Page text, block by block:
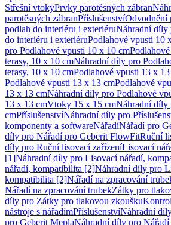
Střešní vtokyPrvky parotěsných zábran
parotěsných zábranPříslušenstvíOdvodnění
podlah do interiéru i exteriéruNáhradní díly
do interiéru i exteriéruPodlahové vpusti 10
pro Podlahové vpusti 10 x 10 cm
terasy, 10 x 10 cmNáhradní díly pro
terasy, 10 x 10 cmPodlahové vpusti 13 x
Podlahové vpusti 13 x 13 cmPodlahové
13 x 13 cmNáhradní díly pro Podlahové
13 x 13 cmVtoky 15 x 15 cmNáhradní díly
cmPříslušenstvíNáhradní díly pro
komponenty a softwareNářadíNářadí pro
díly pro Nářadí pro Geberit FlowFitRuční
díly pro Ruční lisovací zařízeníLisovací
[1]Náhradní díly pro Lisovací nářadí,
nářadí, kompatibilita [2]Náhradní díly pro
kompatibilita [2]Nářadí na zpracování
Nářadí na zpracování trubekZátky pro
díly pro Zátky pro tlakovou zkoušku
nástroje s nářadímPříslušenstvíNáhradní
pro Geberit MeplaNáhradní díly pro